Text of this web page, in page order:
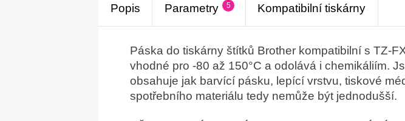
Popis Parametry 5 Kompatibilní tiskárny
Páska do tiskárny štítků Brother kompatibilní s TZ-
vhodné pro -80 až 150°C a odolává i chemikáliím.
obsahuje jak barvící pásku, lepící vrstvu, tiskové
spotřebního materiálu tedy nemůže být jednodušší.